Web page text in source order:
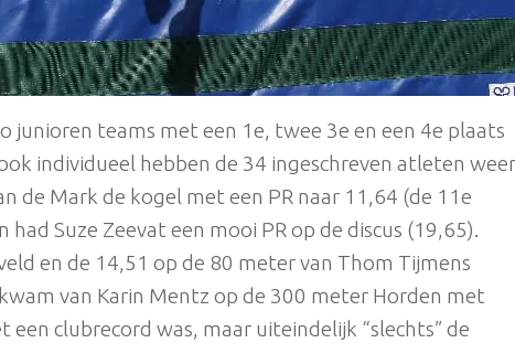
junioren teams met een 1e, twee 3e en een 4e plaats
individueel hebben de 34 ingeschreven atleten weer
de Mark de kogel met een PR naar 11,64 (de 11e
Suze Zeevat een mooi PR op de discus (19,65).
en de 14,51 op de 80 meter van Thom Tijmens
van Karin Mentz op de 300 meter Horden met
clubrecord was, maar uiteindelijk “slechts” de